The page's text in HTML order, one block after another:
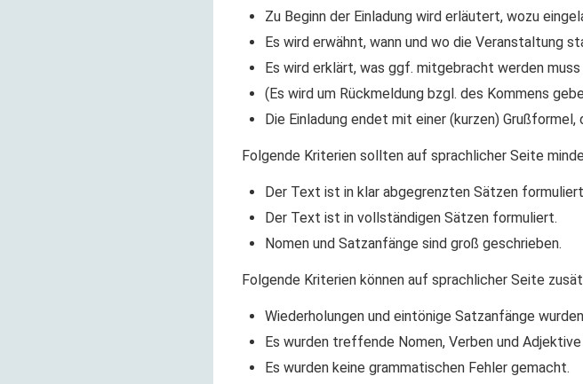
Zu Beginn der Einladung wird erläutert, wozu
Es wird erwähnt, wann und wo die Veranstaltung
Es wird erklärt, was ggf. mitgebracht werden muss
(Es wird um Rückmeldung bzgl. des Kommens
Die Einladung endet mit einer (kurzen)
Folgende Kriterien sollten auf sprachlicher Seite
Der Text ist in klar abgegrenzten Sätzen
Der Text ist in vollständigen Sätzen formuliert.
Nomen und Satzanfänge sind groß geschrieben.
Folgende Kriterien können auf sprachlicher Seite
Wiederholungen und eintönige Satzanfänge
Es wurden treffende Nomen, Verben und
Es wurden keine grammatischen Fehler gemacht.